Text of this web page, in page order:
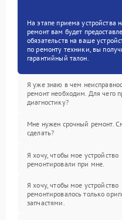
На этапе приема устройства
ремонт вам будет
обязательств на ваше
по ремонту техники, вы
гарантийный талон.
Я уже знаю в чем
ремонт необходим. Для чего
диагностику?
Мне нужен срочный ремонт.
сделать?
Я хочу, чтобы мое устройство
ремонтировали при мне.
Я хочу, чтобы мое устройство
ремонтировалось только
запчастями.